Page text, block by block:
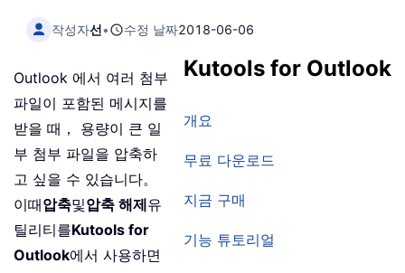
작성자선• 수정 날짜2018-06-06
Kutools for Outlook
개요
무료 다운로드
지금 구매
기능 튜토리얼
Outlook 에서 여러 첨부
파일이 포함된 메시지를
받을 때， 용량이 큰 일
부 첨부 파일을 압축하
고 싶을 수 있습니다。
이때압축및압축 해제유
틸리티를Kutools for
Outlook에서 사용하면